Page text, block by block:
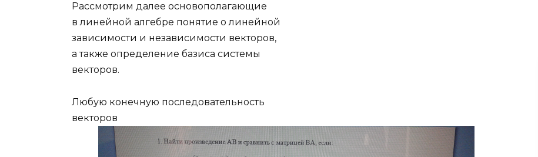
Рассмотрим далее основополагающие
в линейной алгебре понятие о линейной
зависимости и независимости векторов,
а также определение базиса системы
векторов.
Любую конечную последовательность
векторов